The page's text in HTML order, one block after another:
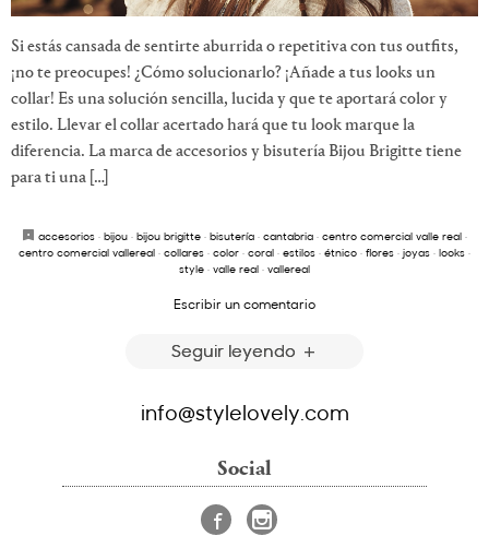
Si estás cansada de sentirte aburrida o repetitiva con tus outfits,
¡no te preocupes! ¿Cómo solucionarlo? ¡Añade a tus looks un
collar! Es una solución sencilla, lucida y que te aportará color y
estilo. Llevar el collar acertado hará que tu look marque la
diferencia. La marca de accesorios y bisutería Bijou Brigitte tiene
para ti una […]
accesorios · bijou · bijou brigitte · bisutería · cantabria · centro comercial valle real ·
centro comercial vallereal · collares · color · coral · estilos · étnico · flores · joyas · looks ·
style · valle real · vallereal
Escribir un comentario
Seguir leyendo
info@stylelovely.com
Social